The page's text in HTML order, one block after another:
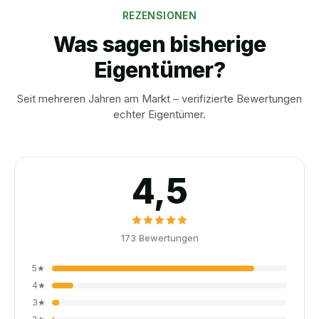
REZENSIONEN
Was sagen bisherige
Eigentümer?
Seit mehreren Jahren am Markt – verifizierte Bewertungen
echter Eigentümer.
4,5
173 Bewertungen
5★
4★
3★